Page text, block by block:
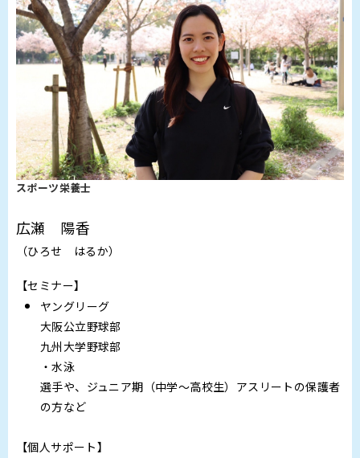
スポーツ栄養士
広瀬 陽香
（ひろせ はるか）
【セミナー】
ヤングリーグ
大阪公立野球部
九州大学野球部
・水泳
選手や、ジュニア期（中学～高校生）アスリートの保護者
の方など
【個人サポート】